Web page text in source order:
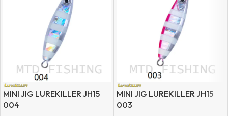
MINI JIG LUREKILLER JH15
004
MINI JIG LUREKILLER JH15
003